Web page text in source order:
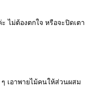
ไม่ต้องตกใจ หรือจะปิดเตา
เอาพายไม้คนให้ส่วนผสม